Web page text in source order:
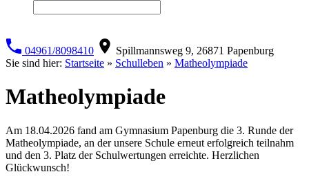
04961/8098410
Spillmannsweg 9, 26871 Papenburg
Sie sind hier: Startseite » Schulleben » Matheolympiade
Matheolympiade
Am 18.04.2026 fand am Gymnasium Papenburg die 3. Runde der
Matheolympiade, an der unsere Schule erneut erfolgreich teilnahm
und den 3. Platz der Schulwertungen erreichte. Herzlichen
Glückwunsch!